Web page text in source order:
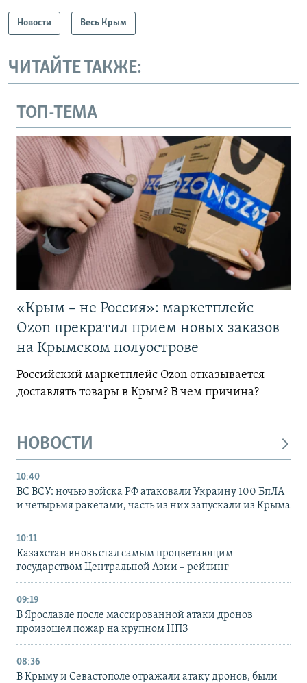
Новости Весь Крым
ЧИТАЙТЕ ТАКЖЕ:
ТОП-ТЕМА
«Крым – не Россия»: маркетплейс
Ozon прекратил прием новых заказов
на Крымском полуострове
Российский маркетплейс Ozon отказывается
доставлять товары в Крым? В чем причина?
НОВОСТИ
10:40
ВС ВСУ: ночью войска РФ атаковали Украину 100 БпЛА
и четырьмя ракетами, часть из них запускали из Крыма
10:11
Казахстан вновь стал самым процветающим
государством Центральной Азии – рейтинг
09:19
В Ярославле после массированной атаки дронов
произошел пожар на крупном НПЗ
08:36
В Крыму и Севастополе отражали атаку дронов, были